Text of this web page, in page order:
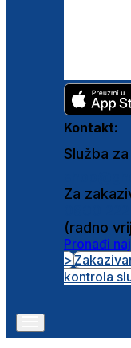
Kontakt:
Služba
Za
(radno
Pronađi
>
kontrola